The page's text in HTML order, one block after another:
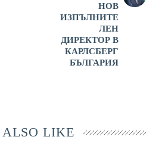
НОВ
ИЗПЪЛНИТЕ
ЛЕН
ДИРЕКТОР В
КАРЛСБЕРГ
БЪЛГАРИЯ
LIKE